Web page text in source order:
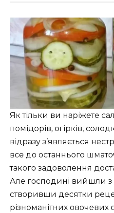
Як тільки ви наріжете
помідорів, огірків,
відразу з’являється
все до останнього
такого задоволення
Але господині вийшли
створивши десятки
різноманітних овочевих